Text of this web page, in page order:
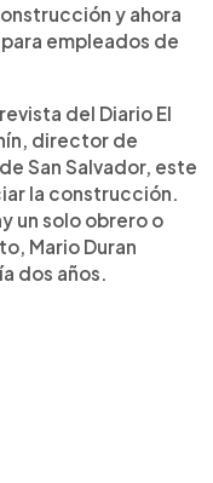
y ahora
empleados de
del Diario El
director de
San Salvador, este
la construcción.
un solo obrero o
Mario Duran
dos años.